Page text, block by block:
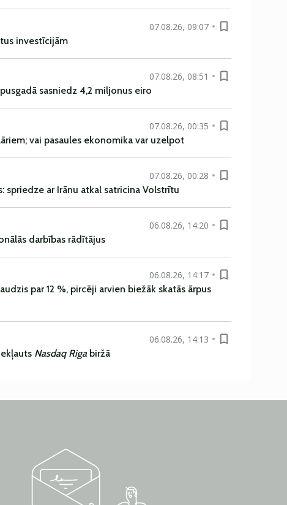
07.08.26, 09:07
investīcijām
07.08.26, 08:51
sasniedz 4,2 miljonus eiro
07.08.26, 00:35
vai pasaules ekonomika var uzelpot
07.08.26, 00:28
spriedze ar Irānu atkal satricina Volstrītu
06.08.26, 14:20
darbības rādītājus
06.08.26, 14:17
par 12 %, pircēji arvien biežāk skatās ārpus
06.08.26, 14:13
Nasdaq Riga biržā